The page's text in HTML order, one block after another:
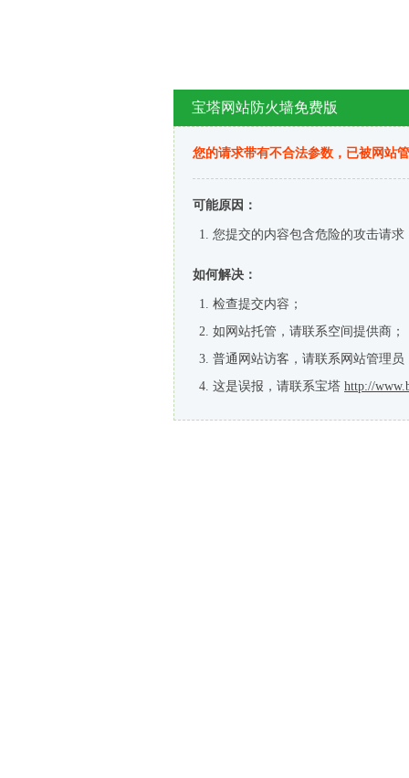
宝塔网站防火墙免费版
您的请求带有不合法参数，已被网站
可能原因：
您提交的内容包含危险的攻击请求
如何解决：
检查提交内容；
如网站托管，请联系空间提供商；
普通网站访客，请联系网站管理员
这是误报，请联系宝塔 http://